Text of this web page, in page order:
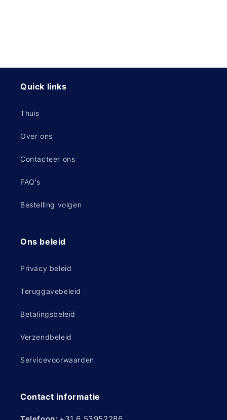
Quick links
Thuis
Over ons
Contacteer ons
FAQ's
Bestelling volgen
Ons beleid
Privacy beleid
Teruggavebeleid
Betalingsbeleid
Verzendbeleid
Servicevoorwaarden
Contact informatie